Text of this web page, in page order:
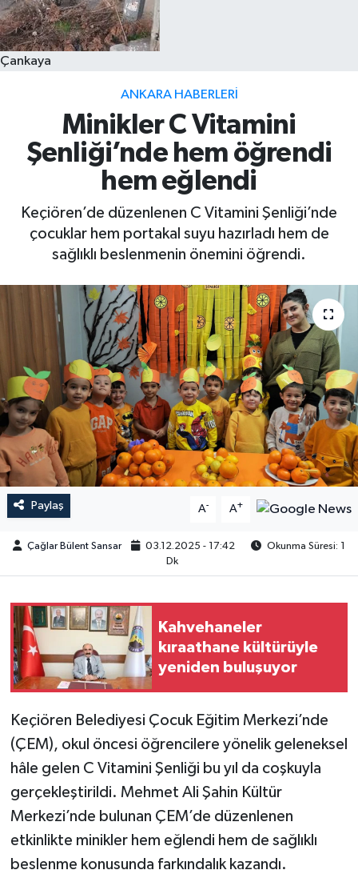
Çankaya
ANKARA HABERLERI
Minikler C Vitamini
Şenliği’nde hem öğrendi
hem eğlendi
Keçiören’de düzenlenen C Vitamini Şenliği’nde
çocuklar hem portakal suyu hazırladı hem de
sağlıklı beslenmenin önemini öğrendi.
Paylaş A- A+
Çağlar Bülent Sansar 03.12.2025 - 17:42
Okunma Süresi: 1
Dk
Kahvehaneler
kıraathane kültürüyle
yeniden buluşuyor
Keçiören Belediyesi Çocuk Eğitim Merkezi’nde
(ÇEM), okul öncesi öğrencilere yönelik geleneksel
hâle gelen C Vitamini Şenliği bu yıl da coşkuyla
gerçekleştirildi. Mehmet Ali Şahin Kültür
Merkezi’nde bulunan ÇEM’de düzenlenen
etkinlikte minikler hem eğlendi hem de sağlıklı
beslenme konusunda farkındalık kazandı.